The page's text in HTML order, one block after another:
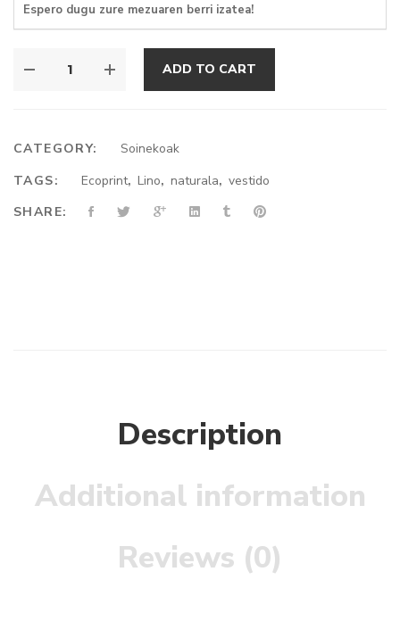
Espero dugu zure mezuaren berri izatea!
ADD TO CART
CATEGORY:
Soinekoak
TAGS:
Ecoprint,Lino,naturala, vestido
SHARE:
Description
Additional information
Reviews (0)